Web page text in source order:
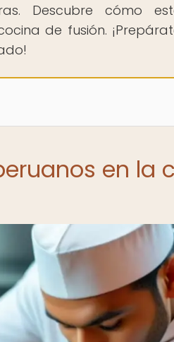
Descubre cómo
de fusión.
en la